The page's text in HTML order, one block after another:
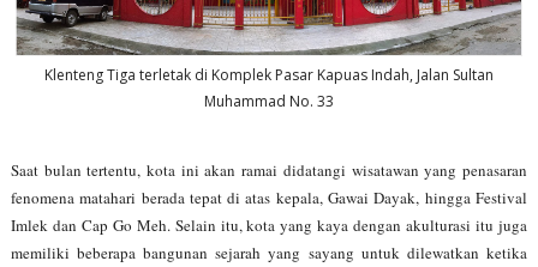
Klenteng Tiga terletak di Komplek Pasar Kapuas Indah, Jalan Sultan
Muhammad No. 33
Saat bulan tertentu, kota ini akan ramai didatangi wisatawan yang penasaran
fenomena matahari berada tepat di atas kepala, Gawai Dayak, hingga Festival
Imlek dan Cap Go Meh. Selain itu, kota yang kaya dengan akulturasi itu juga
memiliki beberapa bangunan sejarah yang sayang untuk dilewatkan ketika